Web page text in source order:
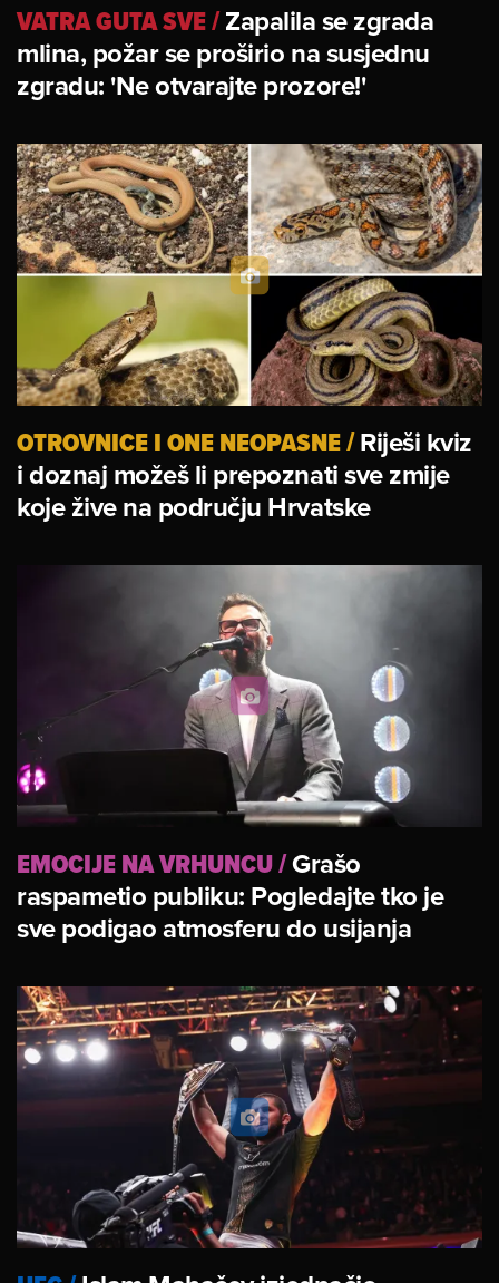
VATRA GUTA SVE/Zapalila se zgrada
mlina, požar se proširio na susjednu
zgradu: 'Ne otvarajte prozore!'
OTROVNICE I ONE NEOPASNE/Riješi kviz
i doznaj možeš li prepoznati sve zmije
koje žive na području Hrvatske
EMOCIJE NA VRHUNCU/Grašo
raspametio publiku: Pogledajte tko je
sve podigao atmosferu do usijanja